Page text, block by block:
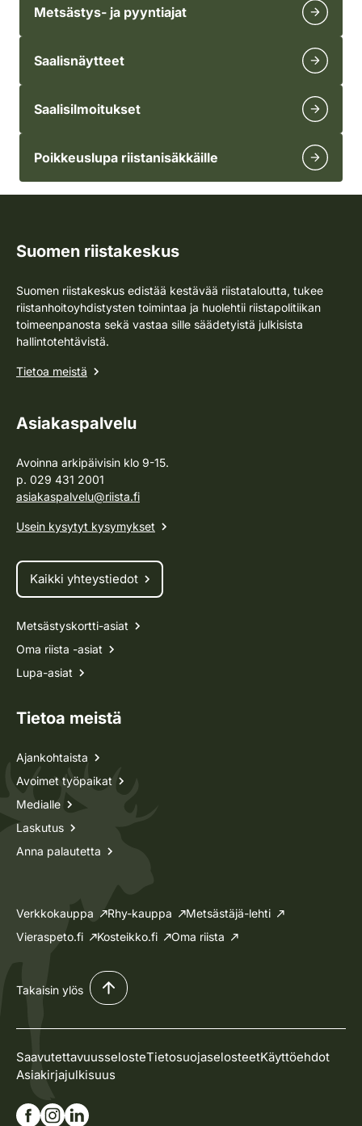
Metsästys- ja pyyntiajat
Saalisnäytteet
Saalisilmoitukset
Poikkeuslupa riistanisäkkäille
Suomen riistakeskus
Suomen riistakeskus edistää kestävää riistataloutta, tukee
riistanhoitoyhdistysten toimintaa ja huolehtii riistapolitiikan
toimeenpanosta sekä vastaa sille säädetyistä julkisista
hallintotehtävistä.
Tietoa meistä
Asiakaspalvelu
Avoinna arkipäivisin klo 9-15.
p. 029 431 2001
asiakaspalvelu@riista.fi
Usein kysytyt kysymykset
Kaikki yhteystiedot
Metsästyskortti-asiat
Oma riista -asiat
Lupa-asiat
Tietoa meistä
Ajankohtaista
Avoimet työpaikat
Medialle
Laskutus
Anna palautetta
Verkkokauppa Rhy-kauppa
Metsästäjä-lehti
Vieraspeto.fi
Kosteikko.fi Oma riista
Takaisin ylös
SaavutettavuusselosteTietosuojaselosteetKäyttöehdot
Asiakirjajulkisuus